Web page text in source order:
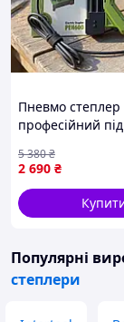
Пневмо степлер
професійний під
Степлер
меблевий, QLL
2 690 ₴
5 380₴
Популярні
степлери